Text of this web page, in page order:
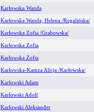
Karłowska Wanda
Karłowska Wanda, Helena /Rogalińska/
Karłowska Zofia /Grabowska/
Karłowska Zofia
Karłowska Zofia
Karłowska-Kamza Alicja /Karłowska/
Karłowski Adam
Karłowski Adolf
Karłowski Aleksander